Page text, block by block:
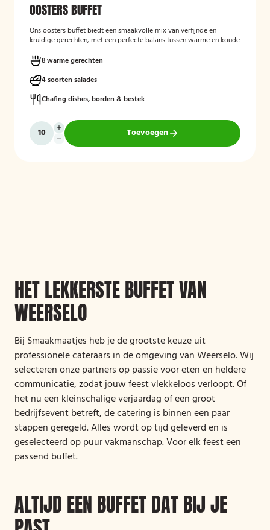
OOSTERS BUFFET
Ons oosters buffet biedt een smaakvolle mix van verfijnde en
kruidige gerechten, met een perfecte balans tussen warme en koude
gevarieerd aanbod voor iedereen
Mogelijk te bestellen zonder borden en bestek!.
8 warme gerechten
4 soorten salades
Chafing dishes, borden & bestek
Toevoegen
HET LEKKERSTE BUFFET VAN
WEERSELO
Bij Smaakmaatjes heb je de grootste keuze uit
professionele cateraars in de omgeving van Weerselo. Wij
selecteren onze partners op passie voor eten en heldere
communicatie, zodat jouw feest vlekkeloos verloopt. Of
het nu een kleinschalige verjaardag of een groot
bedrijfsevent betreft, de catering is binnen een paar
stappen geregeld. Alles wordt op tijd geleverd en is
geselecteerd op puur vakmanschap. Voor elk feest een
passend buffet.
ALTIJD EEN BUFFET DAT BIJ JE